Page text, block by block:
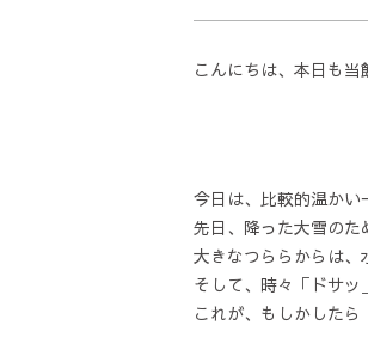
こんにちは、本日も当
今日は、比較的温かい
先日、降った大雪の
大きなつららからは、
そして、時々「ドサッ
これが、もしかした